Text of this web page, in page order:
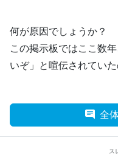
何が原因でしょうか？
この掲示板ではここ数
いぞ」と喧伝されていた
全
ス